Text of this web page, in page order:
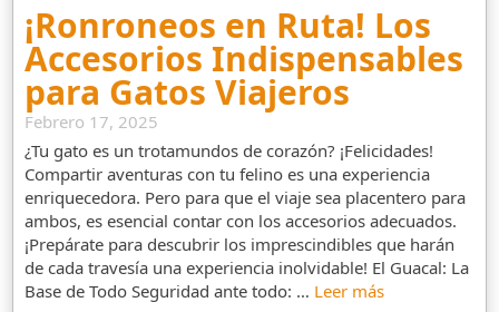
¡Ronroneos en Ruta! Los
Accesorios Indispensables
para Gatos Viajeros
Febrero 17, 2025
¿Tu gato es un trotamundos de corazón? ¡Felicidades!
Compartir aventuras con tu felino es una experiencia
enriquecedora. Pero para que el viaje sea placentero para
ambos, es esencial contar con los accesorios adecuados.
¡Prepárate para descubrir los imprescindibles que harán
de cada travesía una experiencia inolvidable! El Guacal: La
Base de Todo Seguridad ante todo: … Leer más